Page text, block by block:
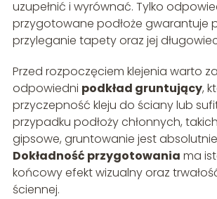
uzupełnić i wyrównać. Tylko
przygotowane podłoże gwarantuje
przyleganie tapety oraz jej
Przed rozpoczęciem klejenia warto
odpowiedni podkład gruntujący,
przyczepność kleju do ściany lub
przypadku podłoży chłonnych,
gipsowe, gruntowanie jest
Dokładność przygotowania ma
końcowy efekt wizualny oraz
ściennej.